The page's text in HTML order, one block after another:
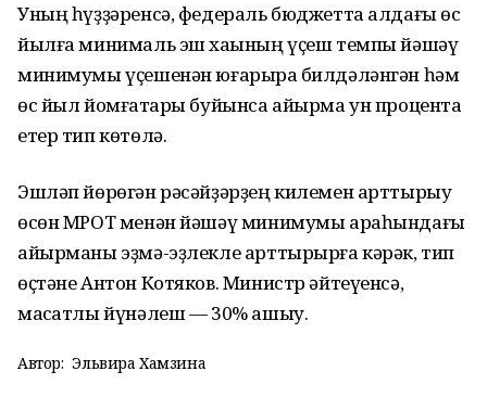
Уның һүҙҙәренсә, федераль бюджетта алдағы өс
йылға минималь эш хаҡының үҫеш темпы йәшәү
минимумы үҫешенән юғарыраҡ билдәләнгән һәм
өс йыл йомғаҡтары буйынса айырма ун процентҡа
етер тип көтөлә.
Эшләп йөрөгән рәсәйҙәрҙең килемен арттырыу
өсөн МРОТ менән йәшәү минимумы араһындағы
айырманы эҙмә-эҙлекле арттырырға кәрәк, тип
өҫтәне Антон Котяков. Министр әйтеүенсә,
маҡсатлы йүнәлеш — 30% ашыу.
Автор: Эльвира Хамзина